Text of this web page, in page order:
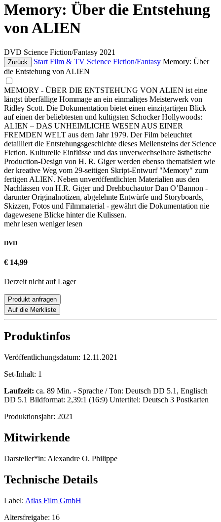
Memory: Über die Entstehung
von ALIEN
DVD Science Fiction/Fantasy 2021
Zurück Start Film & TV Science Fiction/Fantasy Memory: Über
die Entstehung von ALIEN
MEMORY - ÜBER DIE ENTSTEHUNG VON ALIEN ist eine
längst überfällige Hommage an ein einmaliges Meisterwerk von
Ridley Scott. Die Dokumentation bietet einen einzigartigen Blick
auf einen der beliebtesten und kultigsten Schocker Hollywoods:
ALIEN – DAS UNHEIMLICHE WESEN AUS EINER
FREMDEN WELT aus dem Jahr 1979. Der Film beleuchtet
detailliert die Entstehungsgeschichte dieses Meilensteins der Science
Fiction. Kulturelle Einflüsse und das unverwechselbare ästhetische
Production-Design von H. R. Giger werden ebenso thematisiert wie
der kreative Weg vom 29-seitigen Skript-Entwurf "Memory" zum
fertigen ALIEN. Neben unveröffentlichten Materialien aus den
Nachlässen von H.R. Giger und Drehbuchautor Dan O’Bannon -
darunter Originalnotizen, abgelehnte Entwürfe und Storyboards,
Skizzen, Fotos und Filmmaterial - gewährt die Dokumentation nie
dagewesene Blicke hinter die Kulissen.
mehr lesen weniger lesen
DVD
€ 14,99
Derzeit nicht auf Lager
Produkt anfragen
Auf die Merkliste
Produktinfos
Veröffentlichungsdatum: 12.11.2021
Set-Inhalt: 1
Laufzeit: ca. 89 Min. - Sprache / Ton: Deutsch DD 5.1, Englisch
DD 5.1 Bildformat: 2,39:1 (16:9) Untertitel: Deutsch 3 Postkarten
Produktionsjahr: 2021
Mitwirkende
Darsteller*in: Alexandre O. Philippe
Technische Details
Label: Atlas Film GmbH
Altersfreigabe: 16